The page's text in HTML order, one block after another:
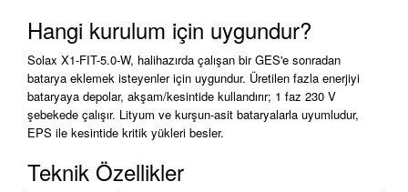
Hangi kurulum için uygundur?
Solax X1-FIT-5.0-W, halihazırda çalışan bir GES'e sonradan
batarya eklemek isteyenler için uygundur. Üretilen fazla enerjiyi
bataryaya depolar, akşam/kesintide kullandırır; 1 faz 230 V
şebekede çalışır. Lityum ve kurşun-asit bataryalarla uyumludur,
EPS ile kesintide kritik yükleri besler.
Teknik Özellikler